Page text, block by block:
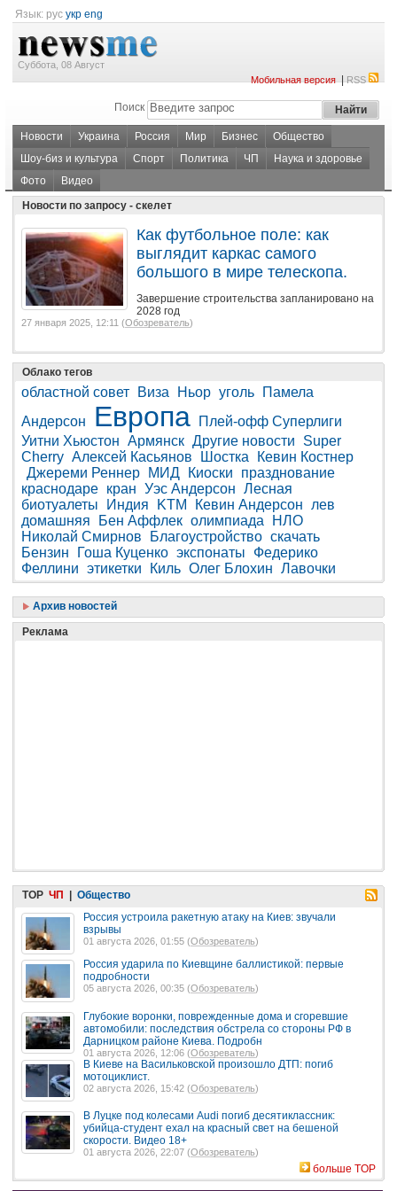
Язык: рус укр eng
Суббота, 08 Август
Мобильная версия|RSS
Поиск
Новости Украина Россия Мир Бизнес
Общество
Шоу-биз и культура
Спорт Политика ЧП
Наука и здоровье
Фото
Видео
Новости по запросу - скелет
Как футбольное поле: как
выглядит каркас самого
большого в мире телескопа.
Завершение строительства запланировано на
2028 год
27 января 2025, 12:11 (Обозреватель)
Облако тегов
областной совет Виза Ньор уголь
Памела
Андерсон
Европа
Плей-офф Суперлиги
Уитни Хьюстон Армянск Другие новости
Super
Cherry Алексей Касьянов Шостка
Кевин Костнер
Джереми Реннер
МИД Киоски
празднование
краснодаре кран Уэс Андерсон Лесная
биотуалеты
Индия KTM Кевин Андерсон
лев
домашняя
Бен Аффлек олимпиада
НЛО
Николай Смирнов
Благоустройство скачать
Бензин
Гоша Куценко экспонаты
Федерико
Феллини этикетки Киль Олег Блохин Лавочки
Архив новостей
Реклама
TOP ЧП | Общество
Россия устроила ракетную атаку на Киев: звучали
взрывы
01 августа 2026, 01:55 (Обозреватель)
Россия ударила по Киевщине баллистикой: первые
подробности
05 августа 2026, 00:35 (Обозреватель)
Глубокие воронки, поврежденные дома и сгоревшие
автомобили: последствия обстрела со стороны РФ в
Дарницком районе Киева. Подробн
01 августа 2026, 12:06 (Обозреватель)
В Киеве на Васильковской произошло ДТП: погиб
мотоциклист.
02 августа 2026, 15:42 (Обозреватель)
В Луцке под колесами Audi погиб десятиклассник:
убийца-студент ехал на красный свет на бешеной
скорости. Видео 18+
01 августа 2026, 22:07 (Обозреватель)
больше TOP